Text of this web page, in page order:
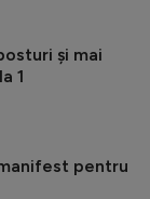
și mai
1
pentru